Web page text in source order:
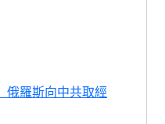
羅斯向中共取經